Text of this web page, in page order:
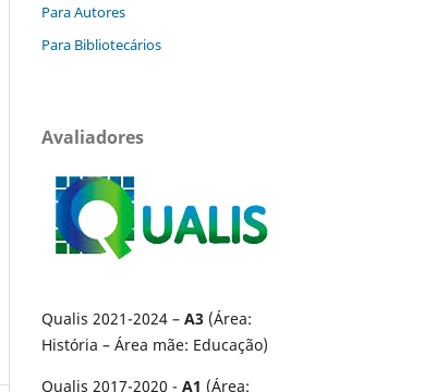
Para Autores
Para Bibliotecários
Avaliadores
Qualis 2021-2024 – A3 (Área:
História – Área mãe: Educação)
Qualis 2017-2020 - A1 (Área: